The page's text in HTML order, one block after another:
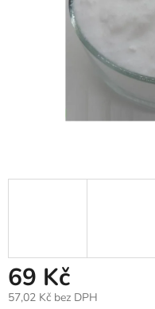
69 Kč
57,02 Kč bez DPH